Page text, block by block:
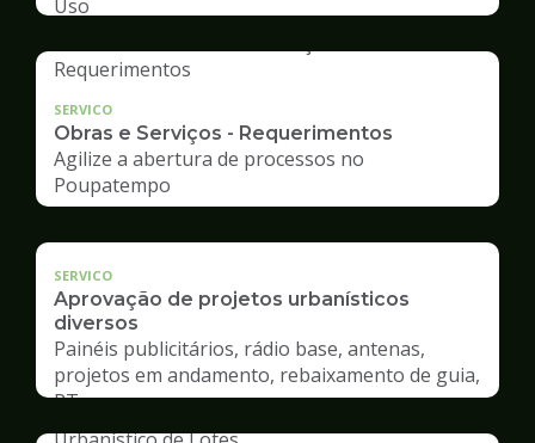
Uso
SERVICO
Obras e Serviços - Requerimentos
Agilize a abertura de processos no
Poupatempo
SERVICO
Aprovação de projetos urbanísticos
diversos
Painéis publicitários, rádio base, antenas,
projetos em andamento, rebaixamento de guia,
RT